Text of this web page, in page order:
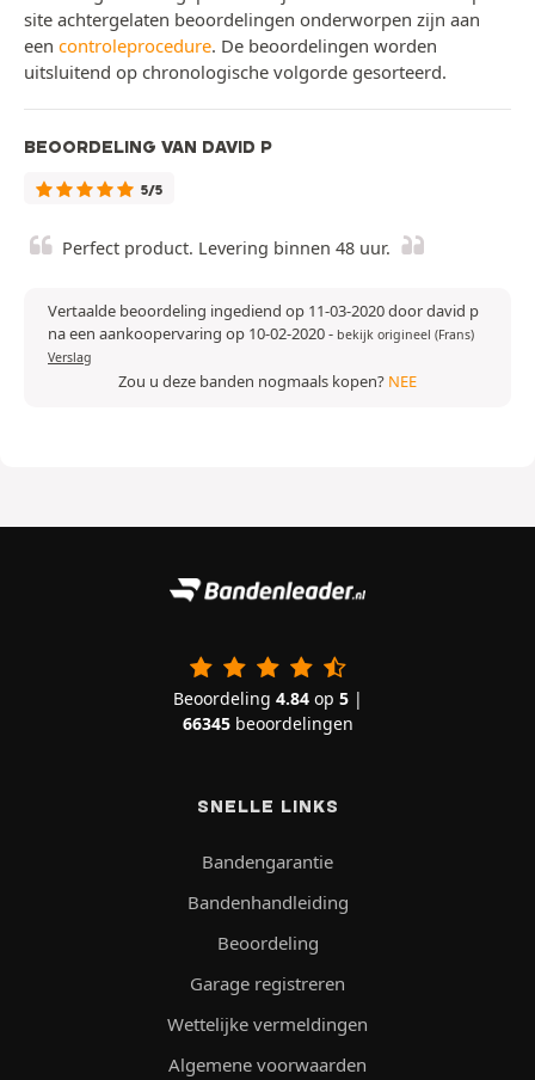
site achtergelaten beoordelingen onderworpen zijn aan
een controleprocedure. De beoordelingen worden
uitsluitend op chronologische volgorde gesorteerd.
BEOORDELING VAN DAVID P
5/5
Perfect product. Levering binnen 48 uur.
Vertaalde beoordeling ingediend op 11-03-2020 door david p
na een aankoopervaring op 10-02-2020- bekijk origineel (Frans)
Verslag
Zou u deze banden nogmaals kopen? NEE
Beoordeling 4.84op 5|
66345beoordelingen
SNELLE LINKS
Bandengarantie
Bandenhandleiding
Beoordeling
Garage registreren
Wettelijke vermeldingen
Algemene voorwaarden